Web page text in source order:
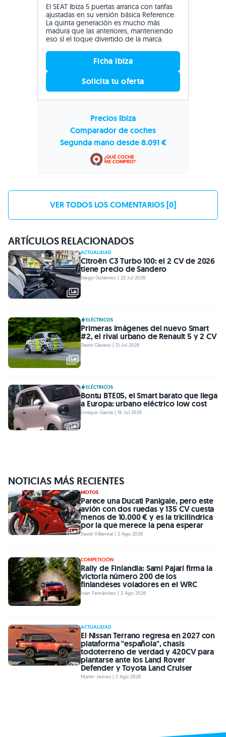
El SEAT Ibiza 5 puertas arranca con tarifas
ajustadas en su versión básica Reference.
La quinta generación es mucho más
madura que las anteriores, manteniendo
eso sí el toque divertido de la marca.
Ficha Ibiza
Solicita tu oferta
Precios Ibiza
Comparador de coches
Segunda mano desde 8.091 €
VER TODOS LOS COMENTARIOS [0]
ARTÍCULOS RELACIONADOS
ACTUALIDAD
Citroën C3 Turbo 100: el 2 CV de 2026
tiene precio de Sandero
Diego Gutiérrez | 22 Jul 2026
ELÉCTRICOS
Primeras imágenes del nuevo Smart
#2, el rival urbano de Renault 5 y 2 CV
David Clavero | 21 Jul 2026
ELÉCTRICOS
Bontu BTE05, el Smart barato que llega
a Europa: urbano eléctrico low cost
Enrique García | 18 Jul 2026
NOTICIAS MÁS RECIENTES
MOTOS
Parece una Ducati Panigale, pero este
avión con dos ruedas y 135 CV cuesta
menos de 10.000 € y es la tricilíndrica
por la que merece la pena esperar
David Villarreal | 2 Ago 2026
COMPETICIÓN
Rally de Finlandia: Sami Pajari firma la
victoria número 200 de los
finlandeses voladores en el WRC
Iván Fernández | 2 Ago 2026
ACTUALIDAD
El Nissan Terrano regresa en 2027 con
plataforma "española", chasis
todoterreno de verdad y 420CV para
plantarse ante los Land Rover
Defender y Toyota Land Cruiser
Martín Jemes | 2 Ago 2026